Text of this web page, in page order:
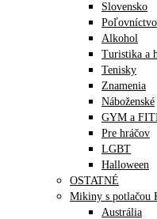
Slovensko
Alkohol
Turistika a
Tenisky
Znamenia
Náboženské
GYM a
Pre hráčov
LGBT
Halloween
OSTATNÉ
Mikiny s potlačou
Austrália